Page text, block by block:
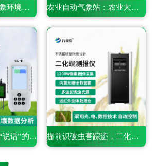
手持式智能农业气象环境检测仪——一款携带方便的仪器 农业自动气象站：农业大田里的气象监测专员
解锁土壤状态：会“说话”的电导率含盐量测定仪 提前识破虫害踪迹，二化螟虫害监测系统的精准捕捉之道